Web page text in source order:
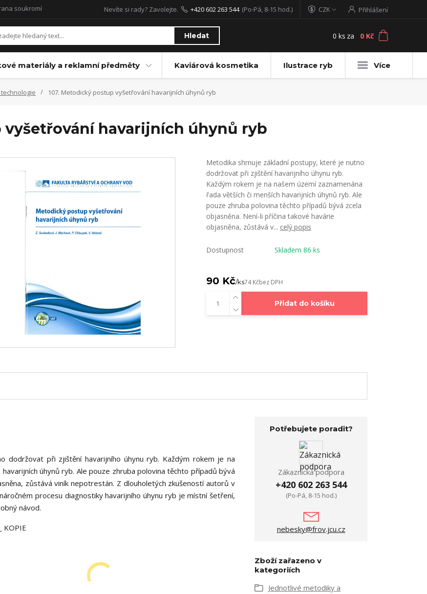
soukromí CZK Přihlášení
Hledat
Nevíte si rady? Zavolejte. +420 602 263 544 (Po-Pá, 8-15 hod.)
0 ks za 0 Kč
materiály a reklamní předměty Kaviárová kosmetika Ilustrace ryb Více
107. Metodický postup vyšetřování havarijních úhynů ryb
vyšetřování havarijních úhynů ryb
Metodika shrnuje základní postupy, které je nutno
dodržovat při zjištění havarijního úhynu ryb.
Každým rokem je na našem území zaznamenána
řada větších či menších havarijních úhynů ryb. Ale
pouze zhruba polovina těchto případů bývá zcela
objasněna. Není-li příčina takové havárie
objasněna, zůstává v... celý popis
Dostupnost Skladem 86 ks
90 Kč/ks74 Kčbez DPH
Přidat do košíku
dodržovat při zjištění havarijního úhynu ryb. Každým rokem je na
úhynů ryb. Ale pouze zhruba polovina těchto případů bývá
zůstává viník nepotrestán. Z dlouholetých zkušeností autorů v
procesu diagnostiky havarijního úhynu ryb je místní šetření,
návod.
KOPIE
Potřebujete poradit?
Zákaznická podpora
+420 602 263 544
(Po-Pá, 8-15 hod.)
nebesky@frov.jcu.cz
Zboží zařazeno v
kategoriích
Jednotlivé metodiky a